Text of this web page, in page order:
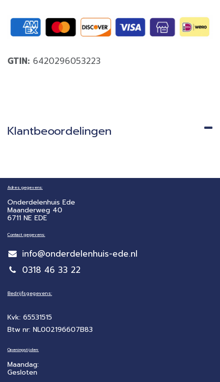
GTIN: 6420296053223
Klantbeoordelingen
Adres gegevens:
Onderdelenhuis Ede
Maanderweg 40
6711 NE EDE
Contact gegevens:
info@onderdelenhuis-ede.nl
0318 46 33 22
Bedrijfsgegevens:
Kvk: 65531515
Btw nr: NL002196607B83
Openingstijden:
Maandag:
Gesloten